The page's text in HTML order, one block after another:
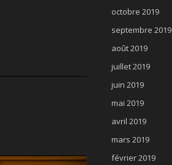
octobre 2019
septembre 2019
août 2019
juillet 2019
juin 2019
mai 2019
avril 2019
mars 2019
février 2019